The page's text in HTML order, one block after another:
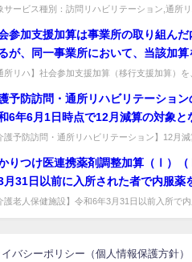
ネジメント加算の算定要件を満た
ションマネジメント加算を各々算定で
サービス種別：訪問リハビリテーション,通所
参加支援加算は事業所の取り組ん
が、同一事業所において、当該加
しない利用者がいることは可能か。
所リハ】社会参加支援加算（移行支援加算）
予防訪問・通所リハビリテーション
6年6月1日時点で12月減算の対象と
、いつの時点で要件を満たしていれ
護予防訪問・通所リハビリテーション】12月
りつけ医連携薬剤調整加算（Ⅰ）
月31日以前に入所された者で内服薬
ない者については算定可能か。
護老人保健施設】令和6年3月31日以前入所で
イバシーポリシー（個人情報保護方針）